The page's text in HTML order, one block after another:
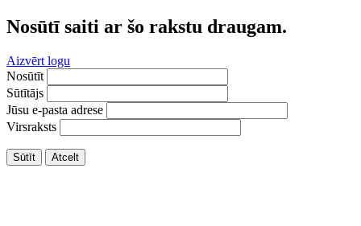
Nosūtī saiti ar šo rakstu draugam.
Aizvērt logu
Nosūtīt
Sūtītājs
Jūsu e-pasta adrese
Virsraksts
Sūtīt Atcelt